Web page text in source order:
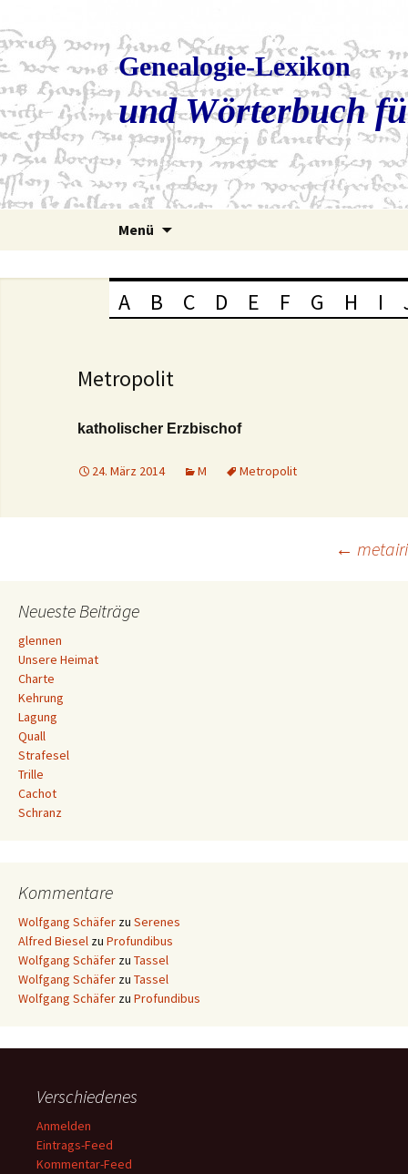
Genealogie-Lexikon
und Wörterbuch
Menü
A B C D E F G H I
Metropolit
katholischer Erzbischof
24. März 2014 M Metropolit
Navigation
←
Neueste Beiträge
glennen
Unsere Heimat
Charte
Kehrung
Lagung
Quall
Strafesel
Trille
Cachot
Schranz
Kommentare
Wolfgang Schäfer zu Serenes
Alfred Biesel zu Profundibus
Wolfgang Schäfer zu Tassel
Wolfgang Schäfer zu Tassel
Wolfgang Schäfer zu Profundibus
Verschiedenes
Anmelden
Eintrags-Feed
Kommentar-Feed